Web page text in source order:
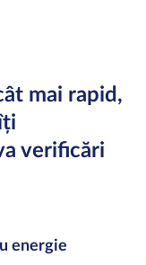
mai rapid,
verificări
energie